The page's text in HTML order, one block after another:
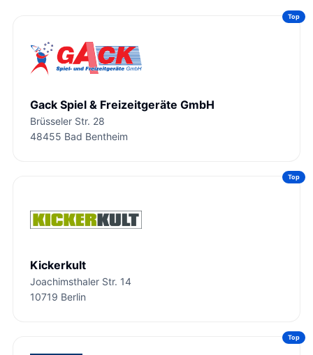
Top
Gack Spiel & Freizeitgeräte GmbH
Brüsseler Str. 28
48455 Bad Bentheim
Top
Kickerkult
Joachimsthaler Str. 14
10719 Berlin
Top